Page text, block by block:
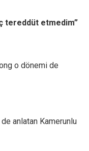
tereddüt etmedim”
o dönemi de
anlatan Kamerunlu